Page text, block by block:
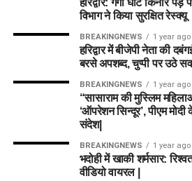
हरिद्वार: गंगा घाट किनारे
विभाग ने किया सुरक्षित रेस्क्यू
BREAKINGNEWS 1 year ago
हरिद्वार में बीजेपी नेता की
बरसे अपशब्द, चुप्पी पर उठे
BREAKINGNEWS 1 year ago
“सासाराम की मुस्लिम
‘ऑपरेशन सिन्दूर’, पीएम
संदेश|
BREAKINGNEWS 1 year ago
भदोही में खाकी शर्मसार:
वीडियो वायरल |